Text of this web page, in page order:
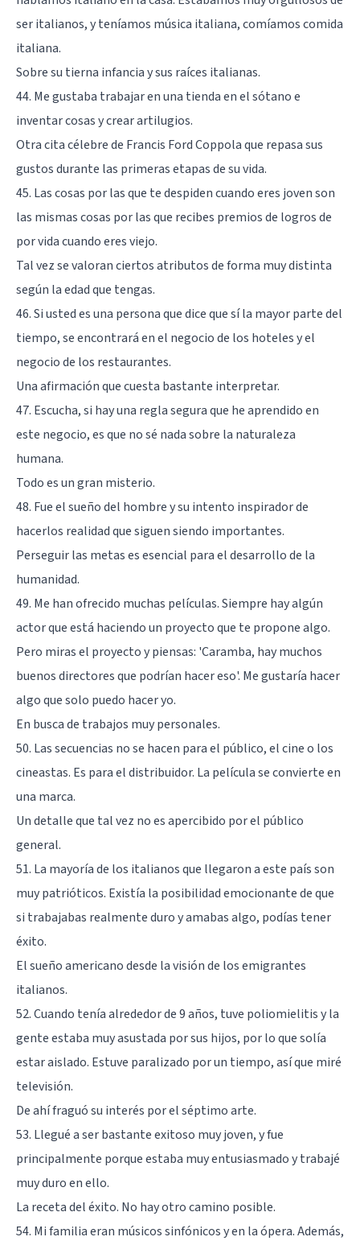
ser italianos, y teníamos música italiana, comíamos comida
italiana.
Sobre su tierna infancia y sus raíces italianas.
44. Me gustaba trabajar en una tienda en el sótano e
inventar cosas y crear artilugios.
Otra cita célebre de Francis Ford Coppola que repasa sus
gustos durante las primeras etapas de su vida.
45. Las cosas por las que te despiden cuando eres joven son
las mismas cosas por las que recibes premios de logros de
por vida cuando eres viejo.
Tal vez se valoran ciertos atributos de forma muy distinta
según la edad que tengas.
46. Si usted es una persona que dice que sí la mayor parte del
tiempo, se encontrará en el negocio de los hoteles y el
negocio de los restaurantes.
Una afirmación que cuesta bastante interpretar.
47. Escucha, si hay una regla segura que he aprendido en
este negocio, es que no sé nada sobre la naturaleza
humana.
Todo es un gran misterio.
48. Fue el sueño del hombre y su intento inspirador de
hacerlos realidad que siguen siendo importantes.
Perseguir las metas es esencial para el desarrollo de la
humanidad.
49. Me han ofrecido muchas películas. Siempre hay algún
actor que está haciendo un proyecto que te propone algo.
Pero miras el proyecto y piensas: 'Caramba, hay muchos
buenos directores que podrían hacer eso'. Me gustaría hacer
algo que solo puedo hacer yo.
En busca de trabajos muy personales.
50. Las secuencias no se hacen para el público, el cine o los
cineastas. Es para el distribuidor. La película se convierte en
una marca.
Un detalle que tal vez no es apercibido por el público
general.
51. La mayoría de los italianos que llegaron a este país son
muy patrióticos. Existía la posibilidad emocionante de que
si trabajabas realmente duro y amabas algo, podías tener
éxito.
El sueño americano desde la visión de los emigrantes
italianos.
52. Cuando tenía alrededor de 9 años, tuve poliomielitis y la
gente estaba muy asustada por sus hijos, por lo que solía
estar aislado. Estuve paralizado por un tiempo, así que miré
televisión.
De ahí fraguó su interés por el séptimo arte.
53. Llegué a ser bastante exitoso muy joven, y fue
principalmente porque estaba muy entusiasmado y trabajé
muy duro en ello.
La receta del éxito. No hay otro camino posible.
54. Mi familia eran músicos sinfónicos y en la ópera. Además,